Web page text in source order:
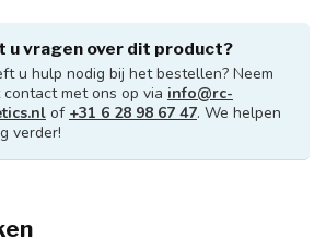
u vragen over dit product?
u hulp nodig bij het bestellen? Neem
met ons op via info@rc-
of +31 6 28 98 67 47. We helpen
verder!